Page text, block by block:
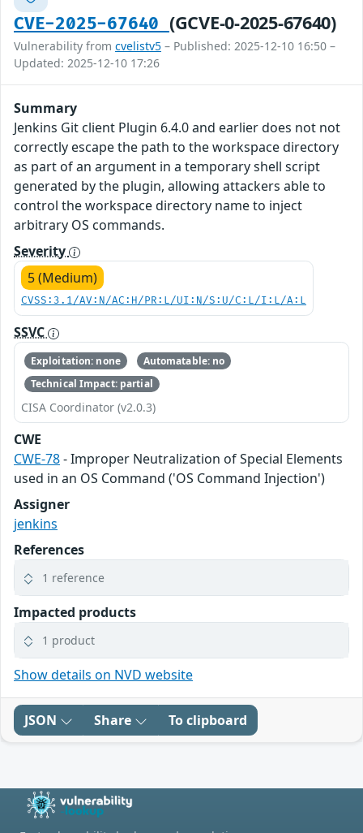
CVE-2025-67640 (GCVE-0-2025-67640)
Vulnerability from cvelistv5 – Published: 2025-12-10 16:50 –
Updated: 2025-12-10 17:26
Summary
Jenkins Git client Plugin 6.4.0 and earlier does not not
correctly escape the path to the workspace directory
as part of an argument in a temporary shell script
generated by the plugin, allowing attackers able to
control the workspace directory name to inject
arbitrary OS commands.
Severity
5 (Medium)
CVSS:3.1/AV:N/AC:H/PR:L/UI:N/S:U/C:L/I:L/A:L
SSVC
Exploitation: none
Automatable: no
Technical Impact: partial
CISA Coordinator (v2.0.3)
CWE
CWE-78- Improper Neutralization of Special Elements
used in an OS Command ('OS Command Injection')
Assigner
jenkins
References
1 reference
Impacted products
1 product
Show details on NVD website
JSON Share To clipboard